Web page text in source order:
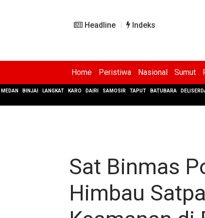
Headline Indeks
Home Peristiwa Nasional Sumut
MEDAN BINJAI LANGKAT KARO DAIRI SAMOSIR TAPUT BATUBARA
Sat Binmas
Himbau